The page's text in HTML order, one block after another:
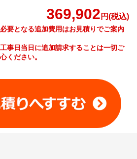
369,902 円(税込)
要となる追加費用はお見積りでご案内
事日当日に追加請求することは一切ご
ください。